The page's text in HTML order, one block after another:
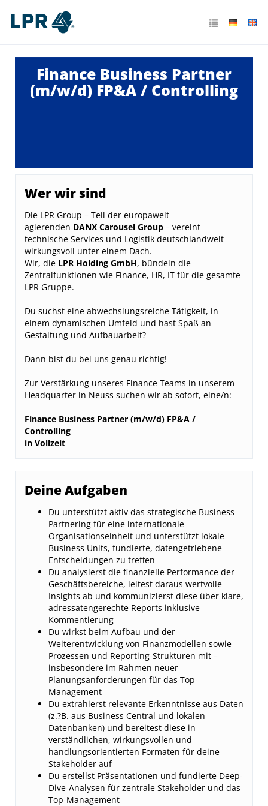
Finance Business Partner
(m/w/d) FP&A / Controlling
Wer wir sind
Die LPR Group – Teil der europaweit
agierenden DANX Carousel Group – vereint
technische Services und Logistik deutschlandweit
wirkungsvoll unter einem Dach.
Wir, die LPR Holding GmbH, bündeln die
Zentralfunktionen wie Finance, HR, IT für die gesamte
LPR Gruppe.
Du suchst eine abwechslungsreiche Tätigkeit, in
einem dynamischen Umfeld und hast Spaß an
Gestaltung und Aufbauarbeit?
Dann bist du bei uns genau richtig!
Zur Verstärkung unseres Finance Teams in unserem
Headquarter in Neuss suchen wir ab sofort, eine/n:
Finance Business Partner (m/w/d) FP&A /
Controlling
in Vollzeit
Deine Aufgaben
Du unterstützt aktiv das strategische Business
Partnering für eine internationale
Organisationseinheit und unterstützt lokale
Business Units, fundierte, datengetriebene
Entscheidungen zu treffen
Du analysierst die finanzielle Performance der
Geschäftsbereiche, leitest daraus wertvolle
Insights ab und kommunizierst diese über klare,
adressatengerechte Reports inklusive
Kommentierung
Du wirkst beim Aufbau und der
Weiterentwicklung von Finanzmodellen sowie
Prozessen und Reporting-Strukturen mit –
insbesondere im Rahmen neuer
Planungsanforderungen für das Top-
Management
Du extrahierst relevante Erkenntnisse aus Daten
(z.?B. aus Business Central und lokalen
Datenbanken) und bereitest diese in
verständlichen, wirkungsvollen und
handlungsorientierten Formaten für deine
Stakeholder auf
Du erstellst Präsentationen und fundierte Deep-
Dive-Analysen für zentrale Stakeholder und das
Top-Management